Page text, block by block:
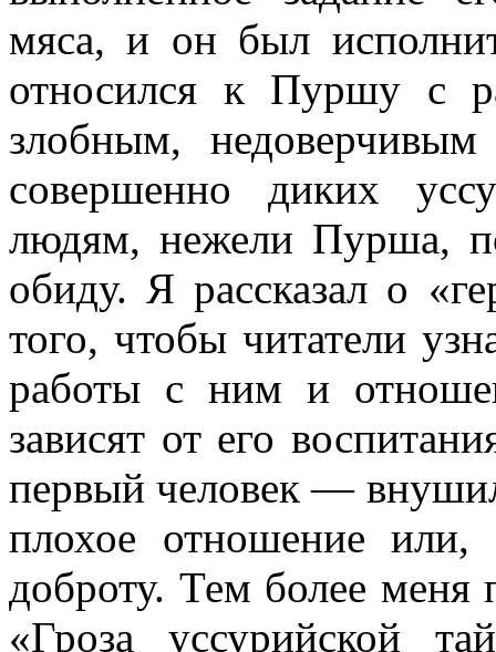
мяса, и он был
относился к Пуршу с
злобным,
совершенно диких
людям, нежели Пурша,
обиду. Я рассказал о
того, чтобы читатели
работы с ним и
зависят от его
первый человек —
плохое отношение
доброту. Тем более меня
«Гроза уссурийской